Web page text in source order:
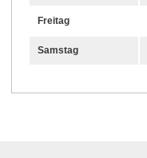
Freitag
Samstag